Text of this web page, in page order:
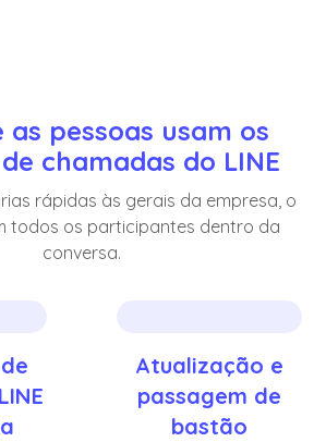
as pessoas usam os
chamadas do LINE
rápidas às gerais da empresa, o
todos os participantes dentro da
conversa.
Atualização e
passagem de
bastão